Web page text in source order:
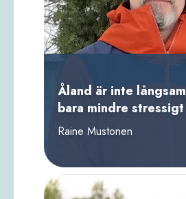
Åland är inte
bara mindre stressigt
Raine Mustonen